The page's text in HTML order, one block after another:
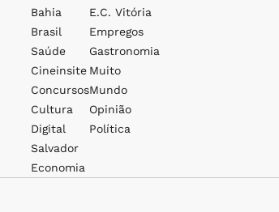
Bahia
Brasil
Saúde
Cineinsite
Concursos
Cultura
Digital
Salvador
Economia
E.c. Vitória
Empregos
Gastronomia
Muito
Mundo
Opinião
Política